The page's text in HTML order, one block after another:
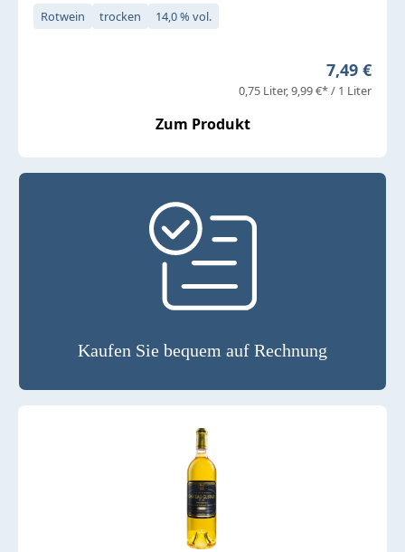
Rotwein trocken 14,0 % vol.
Regulärer
7,49 €
0,75 Liter 9,99 €* / 1 Liter
Zum Produkt
Kaufen Sie bequem auf Rechnung